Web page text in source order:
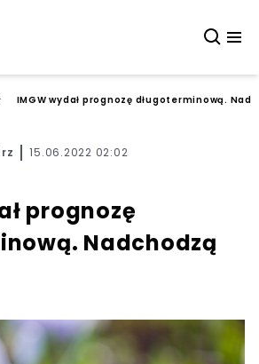
IMGW wydał prognozę długoterminową.
15.06.2022 02:02
prognozę
Nadchodzą